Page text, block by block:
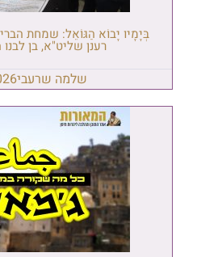
בְּיָמָיו יָבוֹא הַגּוֹאֵל: שמחת
רענן שליט"א, בן
שלמה שרעבי